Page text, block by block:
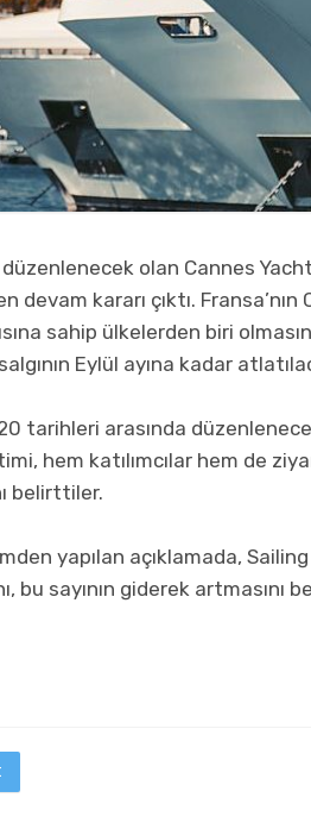
düzenlenecek olan Cannes
devam kararı çıktı.
sahip ülkelerden biri
Eylül ayına kadar
tarihleri arasında
hem katılımcılar hem de
belirttiler.
yapılan açıklamada,
bu sayının giderek artmasını